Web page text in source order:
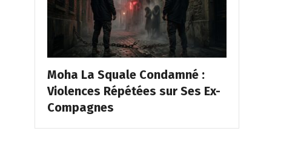
Moha La Squale Condamné :
Violences Répétées sur Ses Ex-
Compagnes